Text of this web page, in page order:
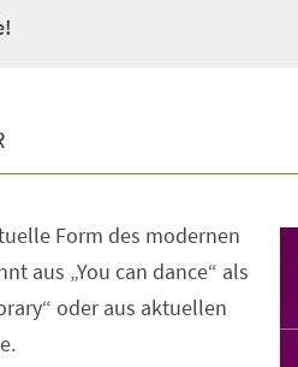
Form des modernen
aus „You can dance“ als
oder aus aktuellen